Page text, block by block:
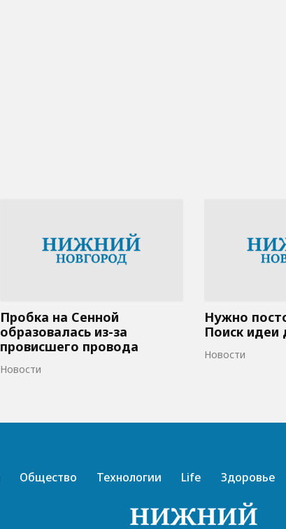
Пробка на Сенной
образовалась из-за
провисшего провода
Новости
Нужно
Поиск идеи
Новости
Общество Технологии Life Здоровье